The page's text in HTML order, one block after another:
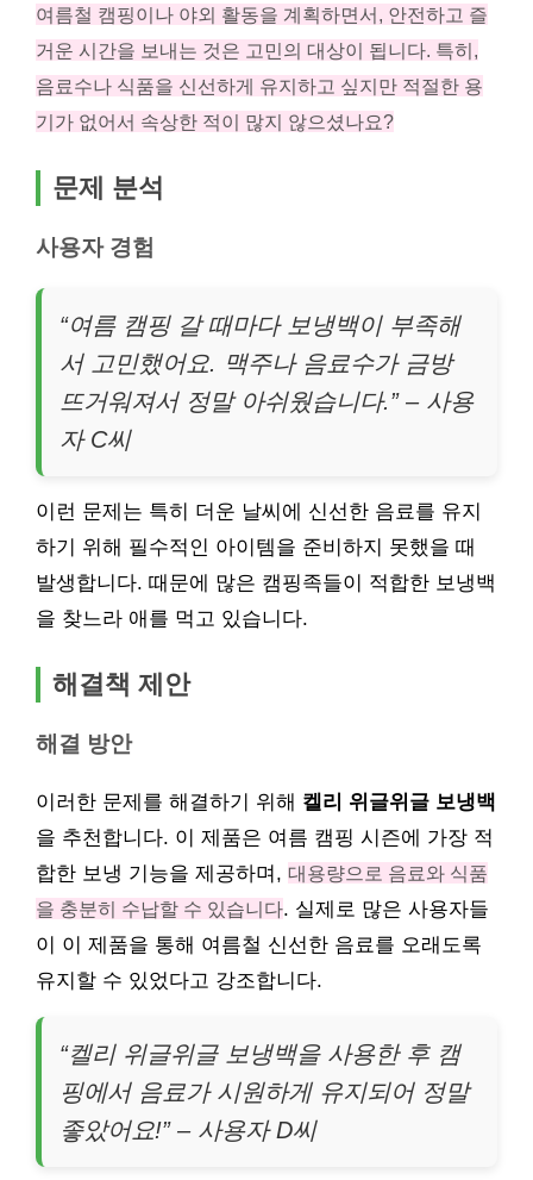
여름철 캠핑이나 야외 활동을 계획하면서, 안전하고 즐
거운 시간을 보내는 것은 고민의 대상이 됩니다. 특히,
음료수나 식품을 신선하게 유지하고 싶지만 적절한 용
기가 없어서 속상한 적이 많지 않으셨나요?
문제 분석
사용자 경험
“여름 캠핑 갈 때마다 보냉백이 부족해
서 고민했어요. 맥주나 음료수가 금방
뜨거워져서 정말 아쉬웠습니다.” – 사용
자 C씨
이런 문제는 특히 더운 날씨에 신선한 음료를 유지
하기 위해 필수적인 아이템을 준비하지 못했을 때
발생합니다. 때문에 많은 캠핑족들이 적합한 보냉백
을 찾느라 애를 먹고 있습니다.
해결책 제안
해결 방안
이러한 문제를 해결하기 위해 켈리 위글위글 보냉백
을 추천합니다. 이 제품은 여름 캠핑 시즌에 가장 적
합한 보냉 기능을 제공하며, 대용량으로 음료와 식품
을 충분히 수납할 수 있습니다. 실제로 많은 사용자들
이 이 제품을 통해 여름철 신선한 음료를 오래도록
유지할 수 있었다고 강조합니다.
“켈리 위글위글 보냉백을 사용한 후 캠
핑에서 음료가 시원하게 유지되어 정말
좋았어요!” – 사용자 D씨